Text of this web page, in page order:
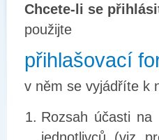
Chcete-li se
použijte
přihlašovací
v něm se vyjádříte k
Rozsah účasti
jednotlivců (viz